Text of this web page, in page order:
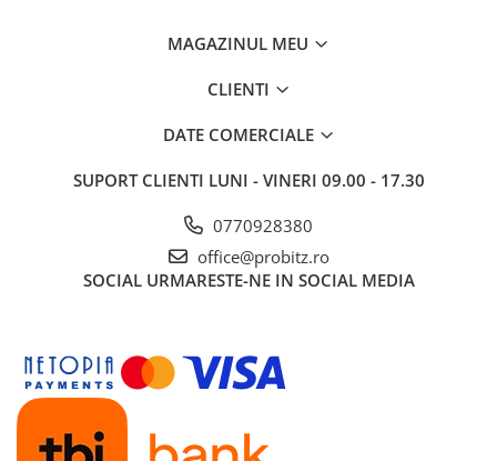
Scannere
Switch-uri
Alte accesorii retea
Access Points & Range Extendere
Placi de retea
Routere Wireless
MAGAZINUL MEU
CLIENTI
DATE COMERCIALE
SUPORT CLIENTI LUNI - VINERI 09.00 - 17.30
0770928380
office@probitz.ro
SOCIAL URMARESTE-NE IN SOCIAL MEDIA